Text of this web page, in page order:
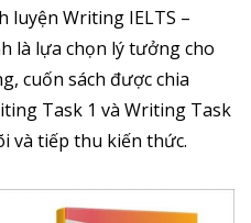
luyện Writing IELTS –
là lựa chọn lý tưởng cho
cuốn sách được chia
Task 1 và Writing Task
và tiếp thu kiến thức.